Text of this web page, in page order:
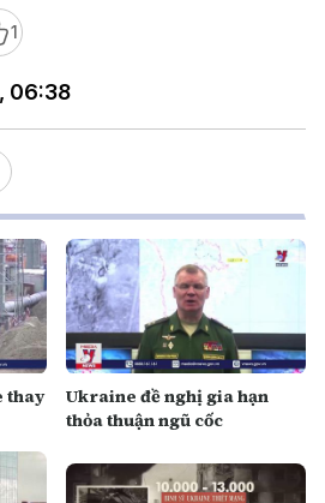
1
06:38
thay
Ukraine đề nghị gia hạn
thỏa thuận ngũ cốc